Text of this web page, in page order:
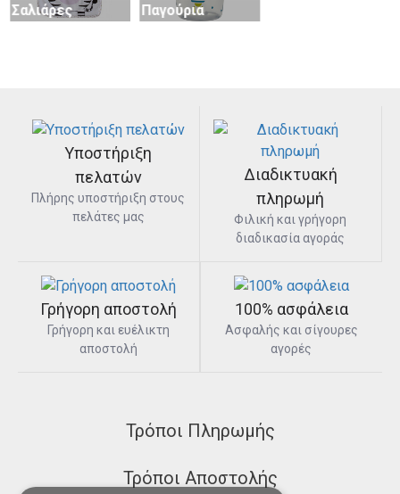
Σαλιάρες Παγούρια
Μασητικά Πιπίλες
Υποστήριξη
πελατών
Πλήρης υποστήριξη στους
πελάτες μας
Διαδικτυακή
πληρωμή
Φιλική και γρήγορη
διαδικασία αγοράς
Γρήγορη αποστολή
Γρήγορη και ευέλικτη
αποστολή
100% ασφάλεια
Ασφαλής και σίγουρες
αγορές
Τρόποι Πληρωμής
Τρόποι Αποστολής